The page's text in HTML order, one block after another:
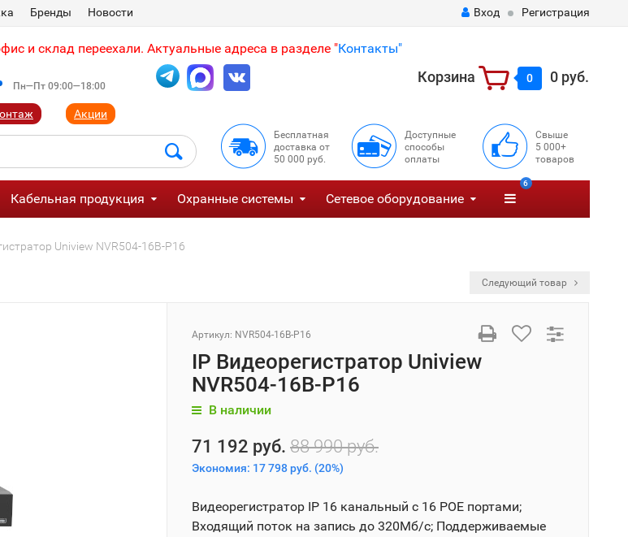
Бренды Новости Вход Регистрация
и склад переехали. Актуальные адреса в разделе "Контакты"
Пн—Пт 09:00—18:00
Акции
Корзина 0 0 руб.
Бесплатная
доставка от
50 000 руб.
Доступные
способы
оплаты
Свыше
5 000+
товаров
Кабельная продукция Охранные системы Сетевое оборудование
6
Uniview NVR504-16B-P16
Следующий товар
Артикул: NVR504-16B-P16
IP Видеорегистратор Uniview
NVR504-16B-P16
В наличии
71 192 руб. 88 990 руб.
Экономия: 17 798 руб. (20%)
Видеорегистратор IP 16 канальный с 16 POE портами;
Входящий поток на запись до 320Мб/с; Поддерживаемые